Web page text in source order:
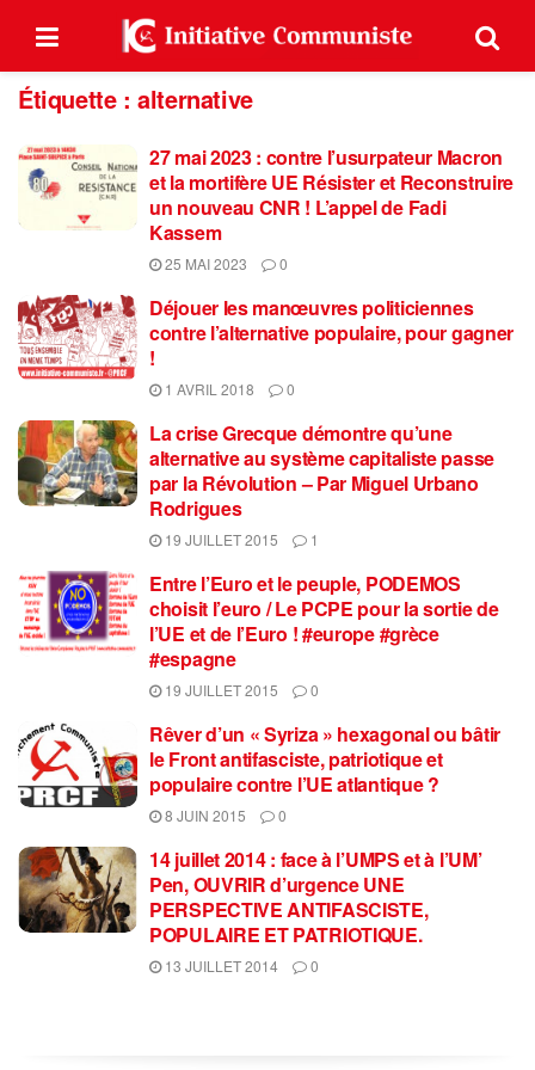
Étiquette :alternative
27 mai 2023 : contre l’usurpateur Macron
et la mortifère UE Résister et Reconstruire
un nouveau CNR ! L’appel de Fadi
Kassem
25 MAI 2023 0
Déjouer les manœuvres politiciennes
contre l’alternative populaire, pour gagner
!
1 AVRIL 2018 0
La crise Grecque démontre qu’une
alternative au système capitaliste passe
par la Révolution – Par Miguel Urbano
Rodrigues
19 JUILLET 2015 1
Entre l’Euro et le peuple, PODEMOS
choisit l’euro / Le PCPE pour la sortie de
l’UE et de l’Euro ! #europe #grèce
#espagne
19 JUILLET 2015 0
Rêver d’un « Syriza » hexagonal ou bâtir
le Front antifasciste, patriotique et
populaire contre l’UE atlantique ?
8 JUIN 2015 0
14 juillet 2014 : face à l’UMPS et à l’UM’
Pen, OUVRIR d’urgence UNE
PERSPECTIVE ANTIFASCISTE,
POPULAIRE ET PATRIOTIQUE.
13 JUILLET 2014 0